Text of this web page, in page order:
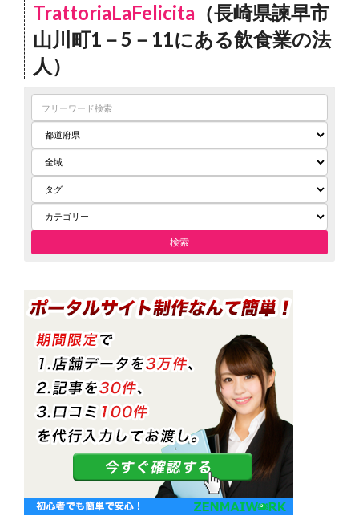
TrattoriaLaFelicita （長崎県諫早市
山川町1－5－11にある飲食業の法
人）